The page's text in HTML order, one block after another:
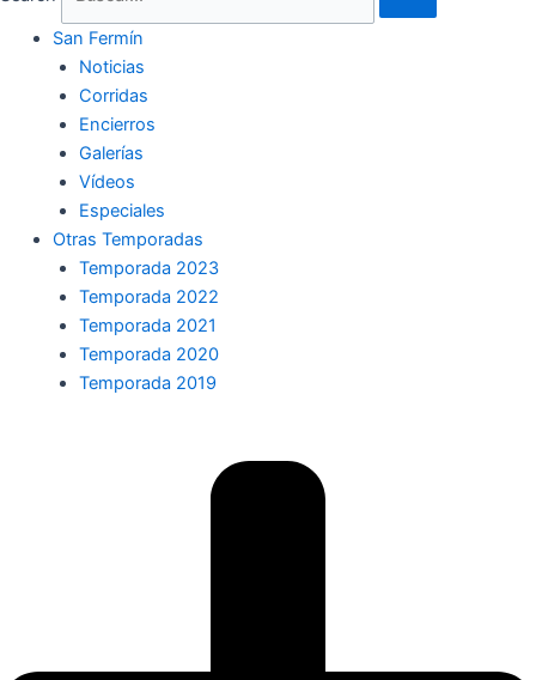
San Fermín
Noticias
Corridas
Encierros
Galerías
Vídeos
Especiales
Otras Temporadas
Temporada 2023
Temporada 2022
Temporada 2021
Temporada 2020
Temporada 2019